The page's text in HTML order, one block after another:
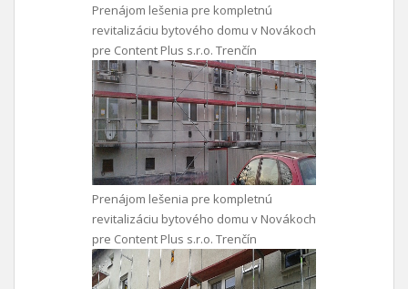
Prenájom lešenia pre kompletnú
revitalizáciu bytového domu v Novákoch
pre Content Plus s.r.o. Trenčín
Prenájom lešenia pre kompletnú
revitalizáciu bytového domu v Novákoch
pre Content Plus s.r.o. Trenčín